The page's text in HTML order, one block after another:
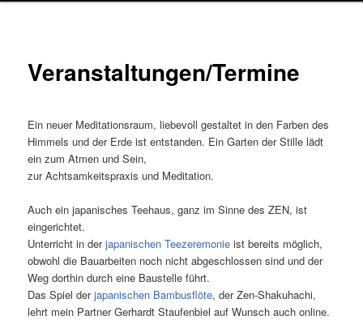
Veranstaltungen/Termine
Ein neuer Meditationsraum, liebevoll gestaltet in den Farben des
Himmels und der Erde ist entstanden. Ein Garten der Stille lädt
ein zum Atmen und Sein,
zur Achtsamkeitspraxis und Meditation.
Auch ein japanisches Teehaus, ganz im Sinne des ZEN, ist
eingerichtet.
Unterricht in derjapanischen Teezeremonie ist bereits möglich,
obwohl die Bauarbeiten noch nicht abgeschlossen sind und der
Weg dorthin durch eine Baustelle führt.
Das Spiel derjapanischen Bambusflöte, der Zen-Shakuhachi,
lehrt mein Partner Gerhardt Staufenbiel auf Wunsch auch online.